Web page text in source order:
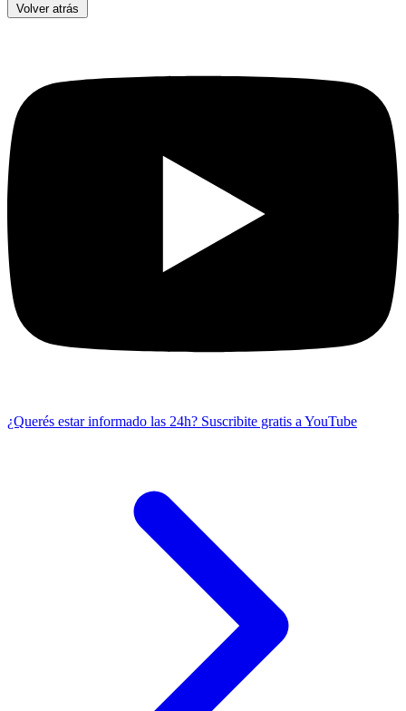
Volver atrás
¿Querés estar informado las 24h? Suscribite gratis a YouTube